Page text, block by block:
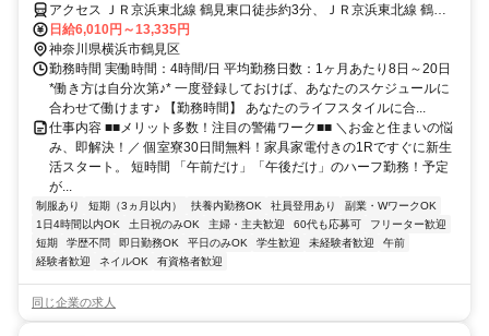
アクセス ＪＲ京浜東北線 鶴見東口徒歩約3分、ＪＲ京浜東北線 鶴見
東口徒歩約3分、ＪＲ京浜東北線 鶴見東口徒歩約3分 神奈川県横浜市
鶴見区エリア(浅野駅、安善駅、海芝浦駅、花月園前駅)
日給6,010円～13,335円
神奈川県横浜市鶴見区
勤務時間 実働時間：4時間/日 平均勤務日数：1ヶ月あたり8日～20日
*働き方は自分次第♪* 一度登録しておけば、あなたのスケジュールに
合わせて働けます♪ 【勤務時間】 あなたのライフスタイルに合...
仕事内容 ■■メリット多数！注目の警備ワーク■■ ＼お金と住まいの悩
み、即解決！／ 個室寮30日間無料！家具家電付きの1Rですぐに新生
活スタート。 短時間 「午前だけ」「午後だけ」のハーフ勤務！予定
が...
制服あり 短期（3ヵ月以内） 扶養内勤務OK 社員登用あり
副業・WワークOK
1日4時間以内OK
土日祝のみOK 主婦・主夫歓迎 60代も応募可
フリーター歓迎
短期
学歴不問 即日勤務OK 平日のみOK 学生歓迎 未経験者歓迎
午前
経験者歓迎
ネイルOK 有資格者歓迎
同じ企業の求人